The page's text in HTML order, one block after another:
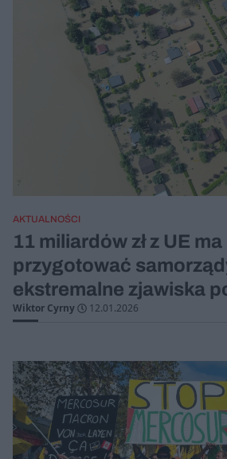
AKTUALNOŚCI
11 miliardów zł z UE ma
przygotować
ekstremalne zjawiska
Wiktor Cyrny 12.01.2026